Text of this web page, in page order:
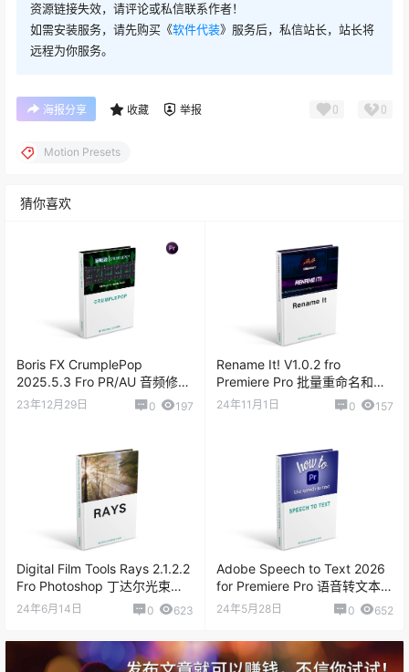
资源链接失效，请评论或私信联系作者！
如需安装服务，请先购买《软件代装》服务后，私信站长，站长将
远程为你服务。
海报分享 收藏 举报 0 0
Motion Presets
猜你喜欢
Boris FX CrumplePop
2025.5.3 Fro PR/AU 音频修复
降噪去杂音插件
23年12月29日 0 197
Rename It! V1.0.2 fro
Premiere Pro 批量重命名和排
序插件
24年11月1日 0 157
Digital Film Tools Rays 2.1.2.2
Fro Photoshop 丁达尔光束插
件
24年6月14日 0 623
Adobe Speech to Text 2026
for Premiere Pro 语音转文本工
具
24年5月28日 0 652